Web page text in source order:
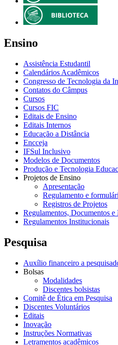
Ensino
Assistência Estudantil
Calendários Acadêmicos
Congresso de Tecnologia da
Contatos do Câmpus
Cursos
Cursos FIC
Editais de Ensino
Editais Internos
Educação a Distância
Encceja
IFSul Inclusivo
Modelos de Documentos
Produção e Tecnologia
Projetos de Ensino
Apresentação
Regulamento e
Registros de Projetos
Regulamentos, Documentos e
Regulamentos Institucionais
Pesquisa
Auxílio financeiro a
Bolsas
Modalidades
Discentes bolsistas
Comitê de Ética em Pesquisa
Discentes Voluntários
Editais
Inovação
Instruções Normativas
Letramentos acadêmicos